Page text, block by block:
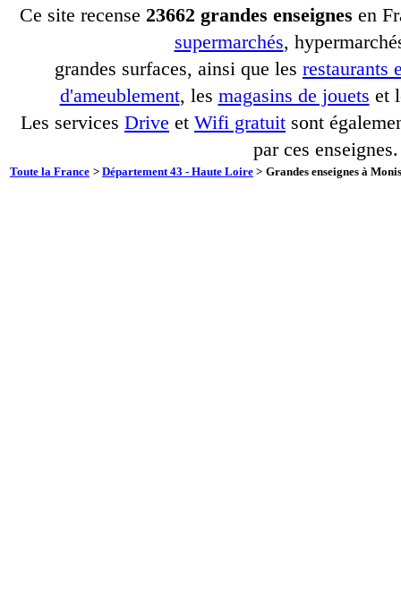
Ce site recense 23662 grandes enseignes en
supermarchés,
grandes surfaces, ainsi que les restaurants
d'ameublement, les magasins de jouets et
Les services Drive et Wifi gratuit sont
par ces enseignes.
Toute la France > Département 43 - Haute Loire > Grandes enseignes à